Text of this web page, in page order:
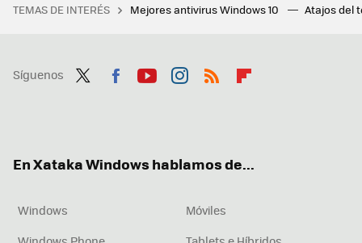
TEMAS DE INTERÉS Mejores antivirus Windows 10 Atajos del
Síguenos
En Xataka Windows hablamos de...
Windows
Móviles